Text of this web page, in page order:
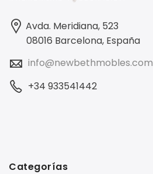
Avda. Meridiana, 523
08016 Barcelona, España
info@newbethmobles.com
+34 933541442
Categorías